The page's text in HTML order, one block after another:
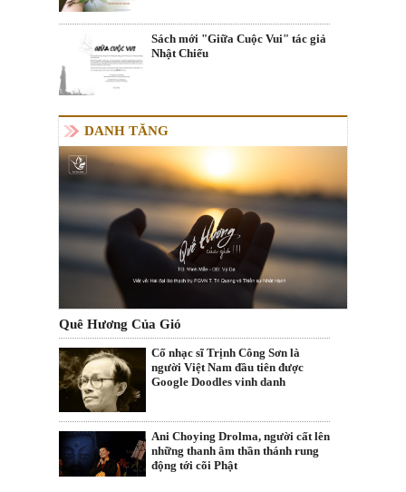
Sách mới "Giữa Cuộc Vui" tác giả
Nhật Chiếu
DANH TĂNG
Quê Hương Của Gió
Cố nhạc sĩ Trịnh Công Sơn là
người Việt Nam đầu tiên được
Google Doodles vinh danh
Ani Choying Drolma, người cất lên
những thanh âm thần thánh rung
động tới cõi Phật